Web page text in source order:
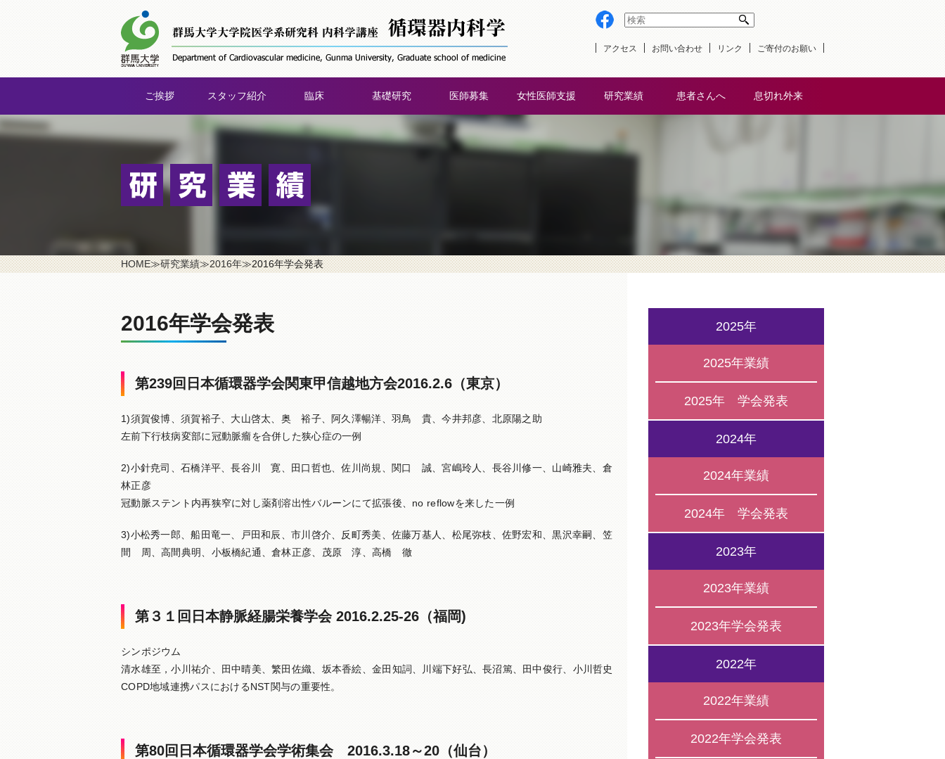
アクセス お問い合わせ リンク ご寄付のお願い
ご挨拶 スタッフ紹介 臨床 基礎研究 医師募集 女性医師支援 研究業績 患者さんへ 息切れ外来
HOME≫研究業績≫2016年≫2016年学会発表
2016年学会発表
第239回日本循環器学会関東甲信越地方会2016.2.6（東京）
1)須賀俊博、須賀裕子、大山啓太、奥 裕子、阿久澤暢洋、羽鳥 貴、今井邦彦、北原陽之助
左前下行枝病変部に冠動脈瘤を合併した狭心症の一例
2)小針尭司、石橋洋平、長谷川 寛、田口哲也、佐川尚規、関口 誠、宮嶋玲人、長谷川修一、山崎雅夫、倉
林正彦
冠動脈ステント内再狭窄に対し薬剤溶出性バルーンにて拡張後、no reflowを来した一例
3)小松秀一郎、船田竜一、戸田和辰、市川啓介、反町秀美、佐藤万基人、松尾弥枝、佐野宏和、黒沢幸嗣、笠
間 周、高間典明、小板橋紀通、倉林正彦、茂原 淳、高橋 徹
第３１回日本静脈経腸栄養学会 2016.2.25-26（福岡)
シンポジウム
清水雄至，小川祐介、田中晴美、繁田佐織、坂本香絵、金田知詞、川端下好弘、長沼篤、田中俊行、小川哲史
COPD地域連携パスにおけるNST関与の重要性。
第80回日本循環器学会学術集会 2016.3.18～20（仙台）
2025年
2025年業績
2025年 学会発表
2024年
2024年業績
2024年 学会発表
2023年
2023年業績
2023年学会発表
2022年
2022年業績
2022年学会発表